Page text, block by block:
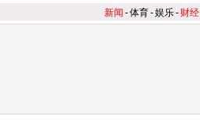
新闻 -体育-娱乐- 财经